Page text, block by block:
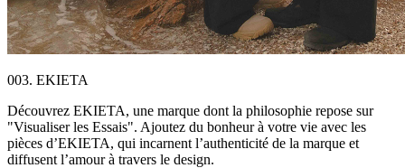
003. EKIETA
Découvrez EKIETA, une marque dont la philosophie repose sur
"Visualiser les Essais". Ajoutez du bonheur à votre vie avec les
pièces d’EKIETA, qui incarnent l’authenticité de la marque et
diffusent l’amour à travers le design.